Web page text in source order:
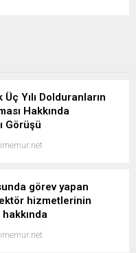
Yılı Dolduranların
Hakkında
Görüşü
görev yapan
hizmetlerinin